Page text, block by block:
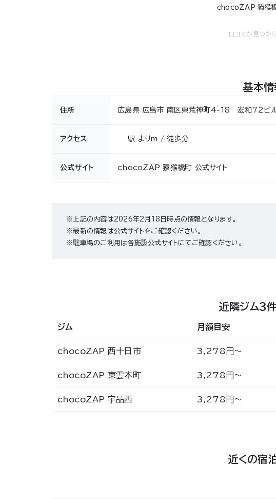
chocoZAP 猿猴橋
口コミが見つか
基本情
住所 広島県 広島市 南区東荒神町4-18 宏和72
アクセス 駅 よりm / 徒歩分
公式サイト chocoZAP 猿猴橋町 公式サイト
※上記の内容は2026年2月18日時点の情報となります。
※最新の情報は公式サイトをご確認ください。
※駐車場のご利用は各施設公式サイトにてご確認ください。
近隣ジム3
ジム 月額目安
chocoZAP 西十日市 3,278円〜
chocoZAP 東雲本町 3,278円〜
chocoZAP 宇品西 3,278円〜
近くの宿